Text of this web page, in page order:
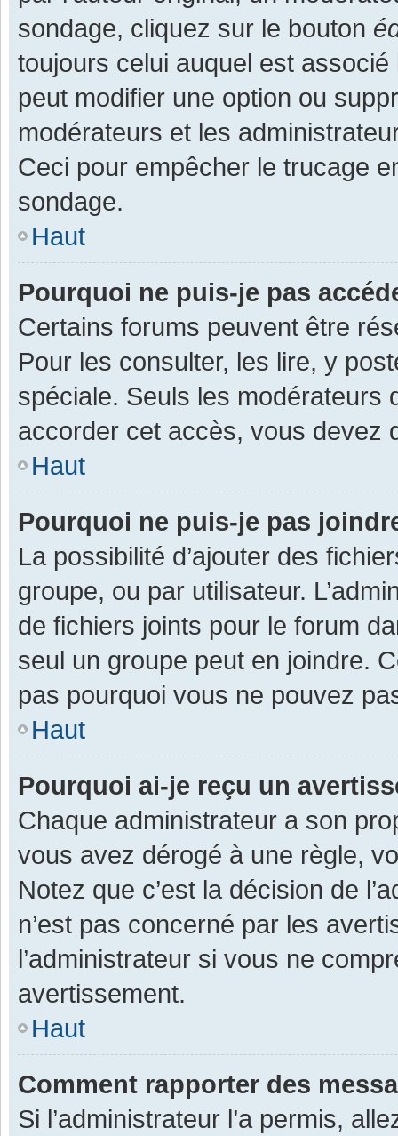
sondage, cliquez sur le bouton
toujours celui auquel est associé
peut modifier une option ou
modérateurs et les
Ceci pour empêcher le trucage
sondage.
Haut
Pourquoi ne puis-je pas
Certains forums peuvent être
Pour les consulter, les lire, y
spéciale. Seuls les modérateurs
accorder cet accès, vous devez
Haut
Pourquoi ne puis-je pas
La possibilité d’ajouter des
groupe, ou par utilisateur.
de fichiers joints pour le forum
seul un groupe peut en joindre.
pas pourquoi vous ne pouvez
Haut
Pourquoi ai-je reçu un
Chaque administrateur a son
vous avez dérogé à une règle,
Notez que c’est la décision de
n’est pas concerné par les
l’administrateur si vous ne
avertissement.
Haut
Comment rapporter des
Si l’administrateur l’a permis,